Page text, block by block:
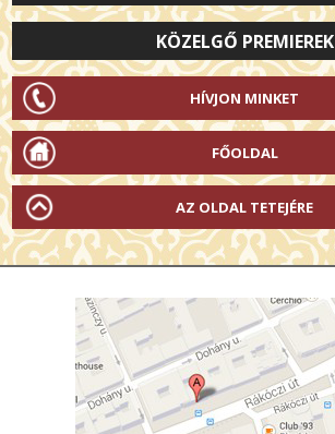
KÖZELGŐ PREMIEREK
HÍVJON MINKET
FŐOLDAL
AZ OLDAL TETEJÉRE